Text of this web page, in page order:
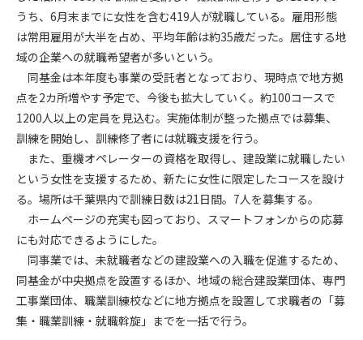
会社概要 お問い合わせ
個人情報保護方針
会員規約
うち、6月末までに女性を含む419人が就職している。雇用形態
は常用雇用が大半を占め、平均年齢は約35歳だった。居住する地
域の企業への就職希望者が多いという。
同基金は本年度も事業の受託者となっており、現時点で地方拠
点を2カ所増やす予定で、今後も拡大していく。約100コースで
1200人以上の定員を見込む。実施体制が整った拠点では募集、
訓練を開始し、訓練修了者には就職支援を行う。
また、重機オペレーターの資格を取得し、建設業に就職したい
という女性を支援するため、新たに女性に限定したコースを設け
る。場所は千葉県内で訓練日数は21日間。7人を募集する。
ホームページの充実も図っており、スマートフォンからの応募
にも対応できるようにした。
同事業では、未就職者などの建設業への入職を促進するため、
同基金が中央拠点を設置するほか、地域の総合建設業団体、専門
工事業団体、職業訓練校などに地方拠点を設置して求職者の「募
集・職業訓練・就職斡旋」までを一括で行う。
本規約は、会員の了承を得ることなく、随時変更されることが
あります。変更内容は、建設資料館WEB上に表示した時点で直
ちに全ての会員が了承したものとみなします。
第4条（会員審査および資格の取り消し）
会員とは、本規約を承諾の上、所定の会員申込手続きを完了
後、管理者がこれを承認した者をいいます。
第4条（会員の定義と登録）
1. 管理者は前条により審査の結果、会員申込みをした者が以下
の何れかの項目に該当することがわかった場合、その者の会
員としての権限を承認しないことがあります。
(1) 会員申し込みをした者が実在しなかった場合
(2) 本規約に違反した場合/li>
(3) 会員申し込みの際、申告事項に虚偽があった場合
(4) 会員申込者が管理者所定の手続き通りに会員申込手続き処
理を行わなかった場合
(5) その他管理者が会員とすることを不適当と判断した場合